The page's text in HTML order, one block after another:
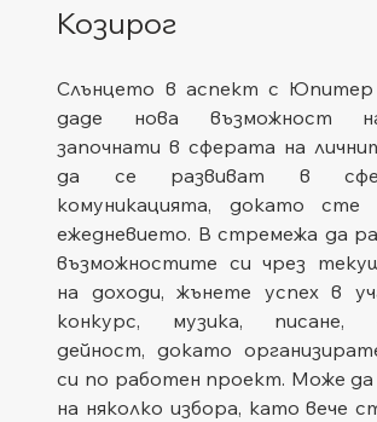
Козирог
Слънцето в аспект с
даде нова възможност
започнати в сферата на
да се развиват в
комуникацията, докато сте
ежедневието. В стремежа да
възможностите си чрез
на доходи, жънете успех в
конкурс, музика, писане,
дейност, докато
си по работен проект. Може
на няколко избора, като вече